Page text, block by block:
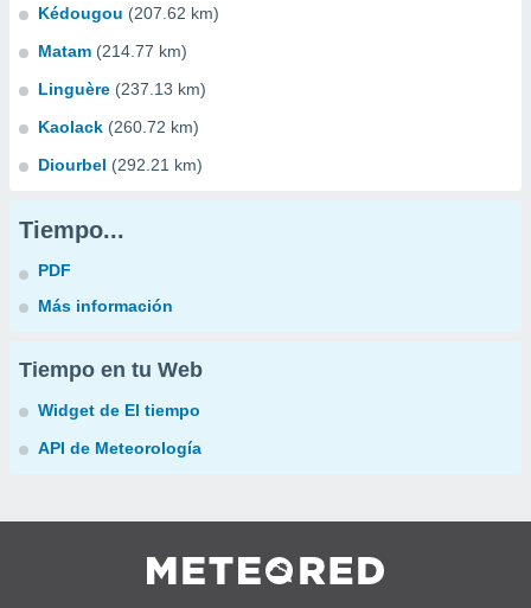
Kédougou (207.62 km)
Matam (214.77 km)
Linguère (237.13 km)
Kaolack (260.72 km)
Diourbel (292.21 km)
Tiempo...
PDF
Más información
Tiempo en tu Web
Widget de El tiempo
API de Meteorología